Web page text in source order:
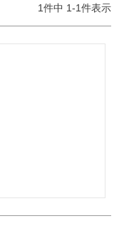
1件中 1-1件表示